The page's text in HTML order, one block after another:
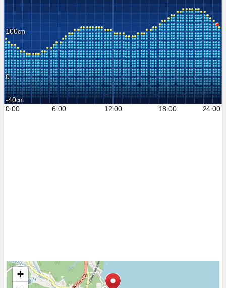
100
0
-40
0:00
6:00 12:00 18:00 24:00
+